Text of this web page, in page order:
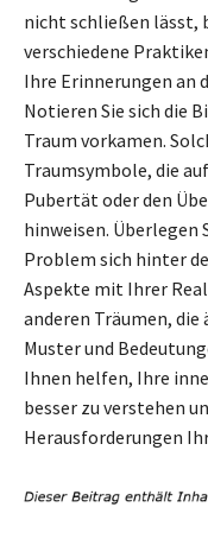
nicht schließen lässt,
verschiedene
Ihre Erinnerungen an
Notieren Sie sich die
Traum vorkamen.
Traumsymbole, die
Pubertät oder den
hinweisen. Überlegen
Problem sich hinter
Aspekte mit Ihrer
anderen Träumen,
Muster und
Ihnen helfen, Ihre
besser zu verstehen
Herausforderungen